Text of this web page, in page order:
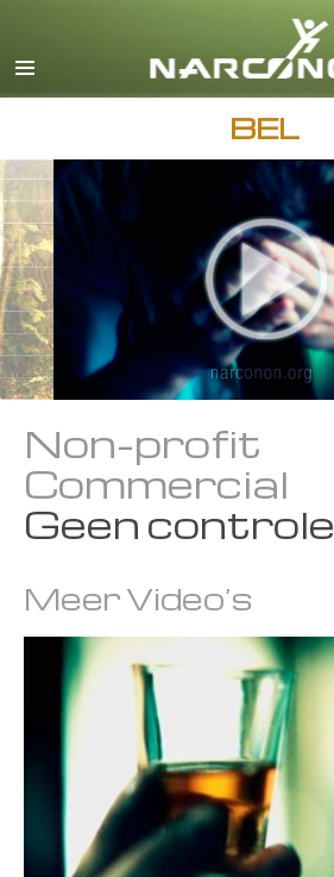
BEL
Non-profit
Commercial
Geen controle
Meer Video’s